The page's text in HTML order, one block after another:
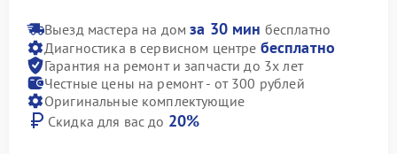
Выезд мастера на домза 30 мин бесплатно
Диагностика в сервисном центре бесплатно
Гарантия на ремонт и запчасти до 3х лет
Честные цены на ремонт - от 300 рублей
Оригинальные комплектующие
Скидка для вас до 20%